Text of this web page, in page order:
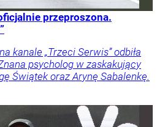
przeproszona.
kanale „Trzeci Serwis” odbiła
psycholog w zaskakujący
Świątek oraz Arynę Sabalenkę.